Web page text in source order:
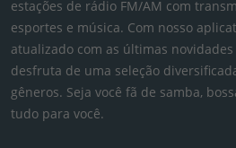
estações de rádio FM/AM com
esportes e música. Com nosso
atualizado com as últimas
desfruta de uma seleção
gêneros. Seja você fã de samba,
tudo para você.